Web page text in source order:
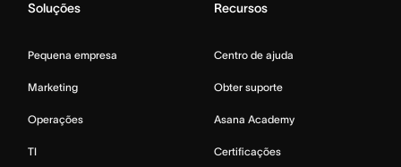
Soluções
Pequena empresa
Marketing
Operações
TI
Recursos
Centro de ajuda
Obter suporte
Asana Academy
Certificações